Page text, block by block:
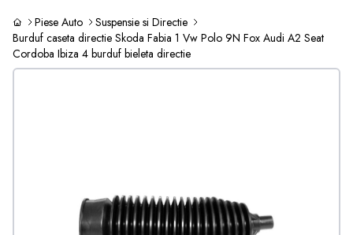
Piese Auto
Suspensie si Directie
Burduf caseta directie Skoda Fabia 1 Vw Polo 9N Fox Audi A2 Seat
Cordoba Ibiza 4 burduf bieleta directie